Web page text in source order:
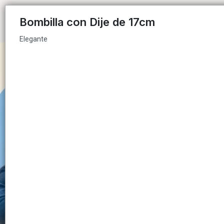
Elegante
Bombilla con Dije de 17cm
Elegante